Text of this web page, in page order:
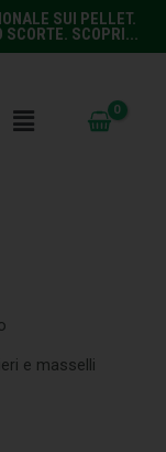
SUI PELLET.
SCORTE. SCOPRI...
e masselli